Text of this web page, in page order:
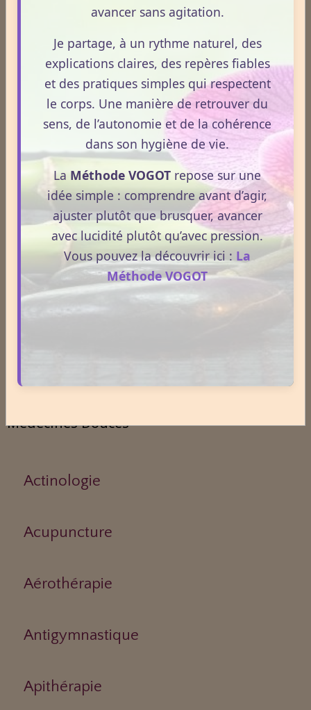
Médecines Holistiques
Plantes / affections
Acouphènes
Addiction
Allergies
Aphrodisiaque
Médecines Douces
Actinologie
Acupuncture
Aérothérapie
Antigymnastique
Apithérapie
avancer sans agitation.
Je partage, à un rythme naturel, des
explications claires, des repères fiables
et des pratiques simples qui respectent
le corps. Une manière de retrouver du
sens, de l’autonomie et de la cohérence
dans son hygiène de vie.
La Méthode VOGOT repose sur une
idée simple : comprendre avant d’agir,
ajuster plutôt que brusquer, avancer
avec lucidité plutôt qu’avec pression.
Vous pouvez la découvrir ici : La
Méthode VOGOT